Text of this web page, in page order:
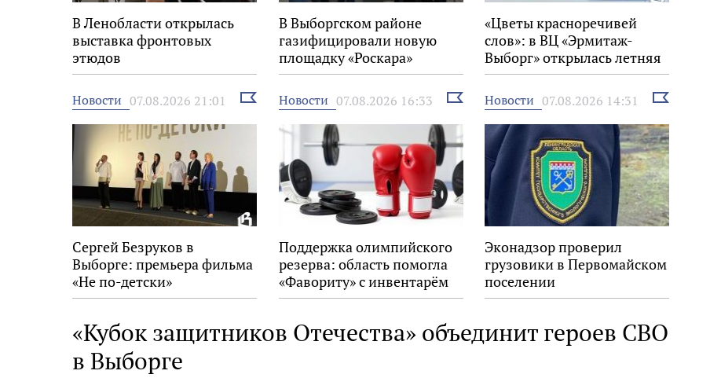
В Ленобласти открылась
выставка фронтовых
этюдов
В Выборгском районе
газифицировали новую
площадку «Роскара»
«Цветы красноречивей
слов»: в ВЦ «Эрмитаж-
Выборг» открылась летняя
выставка
Новости 07.08.2026 21:01
Выбрать
новость
Сергей Безруков в
Выборге: премьера фильма
«Не по-детски»
Новости 07.08.2026 16:33
Выбрать
новость
Поддержка олимпийского
резерва: область помогла
«Фавориту» с инвентарём
Новости 07.08.2026 14:31
Выбрать
Эконадзор проверил
грузовики в Первомайском
поселении
«Кубок защитников Отечества» объединит героев СВО
в Выборге